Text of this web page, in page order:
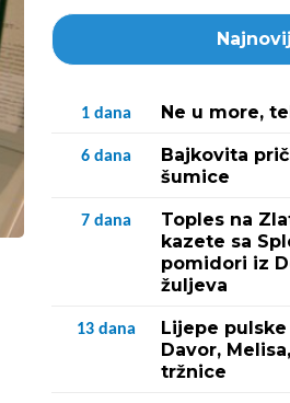
1 dana Ne u more,
6 dana
Bajkovita
šumice
7 dana
Toples na
kazete sa
pomidori iz
žuljeva
13 dana
Lijepe
Davor,
tržnice